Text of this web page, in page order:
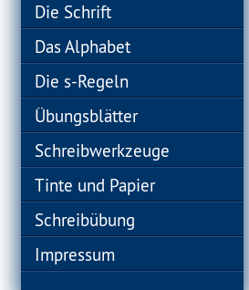
Die Schrift
Das Alphabet
Die s-Regeln
Übungsblätter
Schreibwerkzeuge
Tinte und Papier
Schreibübung
Impressum